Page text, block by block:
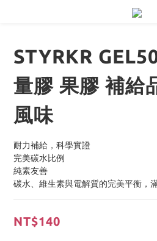
STYRKR
量膠 果膠 補給
風味
耐力補給，科學實證
完美碳水比例
純素友善
碳水、維生素與電解質的完美平衡，
NT$140